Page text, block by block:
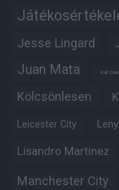
Jesse Lingard
Juan Mata Karl
Kölcsönlesen
Leicester City
Lisandro Martinez
Manchester City